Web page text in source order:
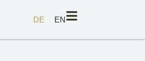
DE EN